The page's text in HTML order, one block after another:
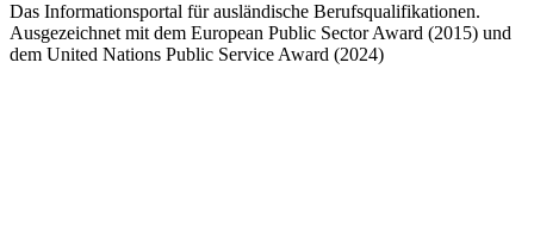
Das Informationsportal für ausländische Berufsqualifikationen.
Ausgezeichnet mit dem European Public Sector Award (2015) und
dem United Nations Public Service Award (2024)